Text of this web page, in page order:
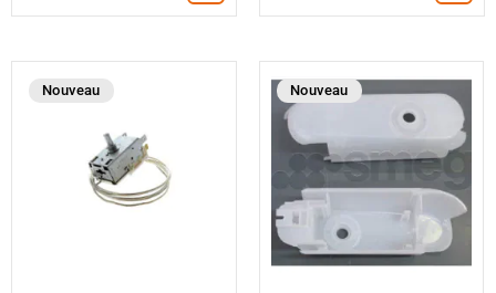
Nouveau Nouveau